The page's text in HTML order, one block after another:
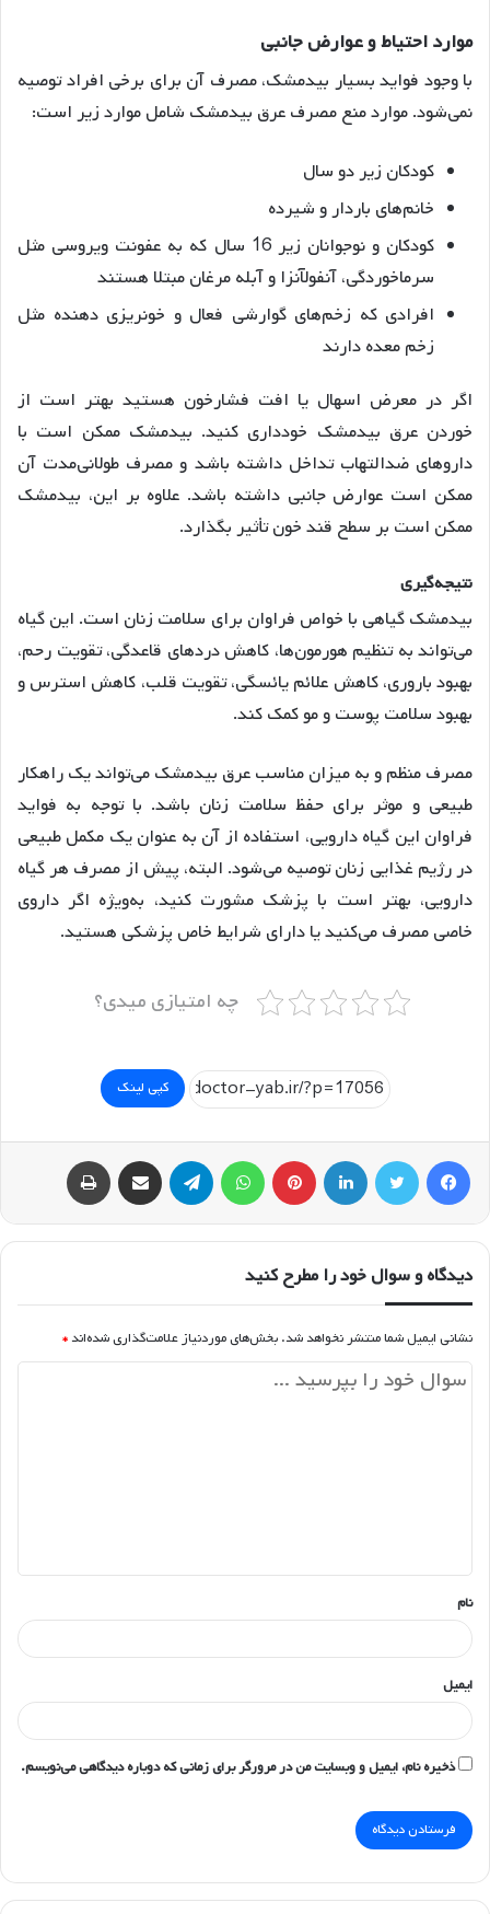
موارداحتیاطوعوارضجانبی
با وجود فواید بسیار بیدمشک، مصرف آن برای برخی افراد توصیه
نمی‌شود. موارد منع مصرف عرق بیدمشک شامل موارد زیر است:
کودکان زیر دو سال
خانم‌های باردار و شیرده
کودکان و نوجوانان زیر 16 سال که به عفونت ویروسی مثل
سرماخوردگی، آنفولآنزا و آبله مرغان مبتلا هستند
افرادی که زخم‌های گوارشی فعال و خونریزی دهنده مثل
زخم معده دارند
اگر در معرض اسهال یا افت فشارخون هستید بهتر است از
خوردن عرق بیدمشک خودداری کنید. بیدمشک ممکن است با
داروهای ضدالتهاب تداخل داشته باشد و مصرف طولانی‌مدت آن
ممکن است عوارض جانبی داشته باشد. علاوه بر این، بیدمشک
ممکن است بر سطح قند خون تأثیر بگذارد.
نتیجهگیری
بیدمشک گیاهی با خواص فراوان برای سلامت زنان است. این گیاه
می‌تواند به تنظیم هورمون‌ها، کاهش دردهای قاعدگی، تقویت رحم،
بهبود باروری، کاهش علائم یائسگی، تقویت قلب، کاهش استرس و
بهبود سلامت پوست و مو کمک کند.
مصرف منظم و به میزان مناسب عرق بیدمشک می‌تواند یک راهکار
طبیعی و موثر برای حفظ سلامت زنان باشد. با توجه به فواید
فراوان این گیاه دارویی، استفاده از آن به عنوان یک مکمل طبیعی
در رژیم غذایی زنان توصیه می‌شود. البته، پیش از مصرف هر گیاه
دارویی، بهتر است با پزشک مشورت کنید، به‌ویژه اگر داروی
خاصی مصرف می‌کنید یا دارای شرایط خاص پزشکی هستید.
چه امتیازی میدی؟
کپی لینک
فیسبوک توییتر لینکداین پینتریست تلگرام اشتراک گذاری با ایمیل
دیدگاه و سوال خود را مطرح کنید
نشانی ایمیل شما منتشر نخواهد شد. بخش‌های موردنیاز علامت‌گذاری شده‌اند *
*
نام
ایمیل
ذخیره نام، ایمیل و وبسایت من در مرورگر برای زمانی که دوباره دیدگاهی می‌نویسم.